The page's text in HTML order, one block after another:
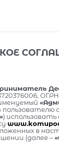
) использовать
в
(далее –